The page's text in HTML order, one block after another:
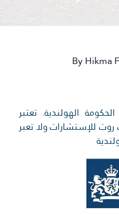
By Hikma
الهولندية. تعتبر
للإستشارات ولا تعبر